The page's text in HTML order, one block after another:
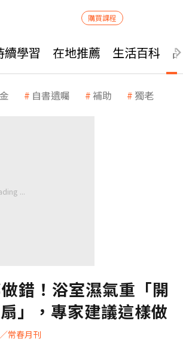
購買課程
續學習 在地推薦 生活百科
自書遺囑 補助 獨老
錯！浴室濕氣重「開
」，專家建議這樣做
常春月刊